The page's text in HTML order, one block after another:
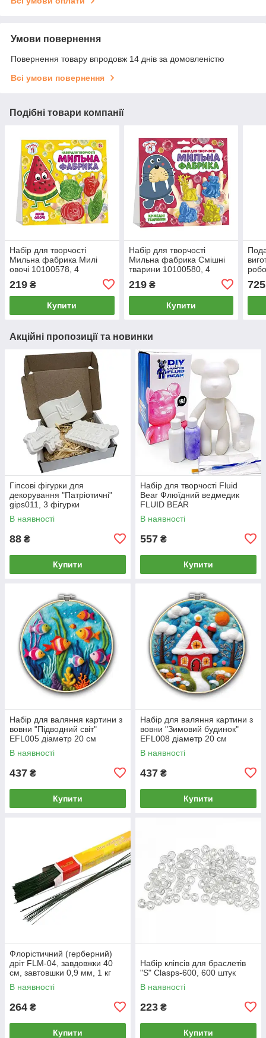
Умови повернення
Повернення товару впродовж 14 днів за домовленістю
Всі умови повернення
Подібні товари компанії
Набір для творчості
Мильна фабрика Милі
овочі 10100578, 4
219 ₴
Купити
Набір для творчості
Мильна фабрика Смішні
тварини 10100580, 4
219₴
Купити
725
Акційні пропозиції та новинки
Гіпсові фігурки для
декорування "Патріотичні"
gips011, 3 фігурки
В наявності
88 ₴
Купити
Набір для творчості Fluid
Bear Флюїдний ведмедик
FLUID BEAR
В наявності
557 ₴
Купити
Набір для валяння картини з
вовни "Підводний світ"
EFL005 діаметр 20 см
В наявності
437 ₴
Купити
Набір для валяння картини з
вовни "Зимовий будинок"
EFL008 діаметр 20 см
В наявності
437 ₴
Купити
Флорістичний (герберний)
дріт FLM-04, завдовжки 40
см, завтовшки 0,9 мм, 1 кг
В наявності
264 ₴
Купити
Набір кліпсів для браслетів
"S" Clasps-600, 600 штук
В наявності
223 ₴
Купити